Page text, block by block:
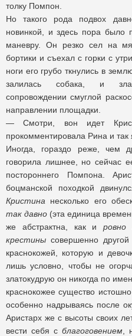
толку Помпон.
Но такого рода подвох
новинкой, и здесь пора было
маневру. Он резко сел на
бортики и съехал с горки с
ноги его грубо ткнулись в
залилась собака, и
сопровождении смуглой
направлении площадки.
— Смотри, вон идет
прокомментировала Рина и так
Иногда, гораздо реже, чем
говорила лишнее, но сейчас
постороннего Помпона.
боцманской походкой
Кристина несколько его
так давно (эта единица
же абстрактна, как и
крестины совершенно
краснокожей, которую и
лишь условно, чтобы не
златокудрую он никогда по
краснокожее существо
особенно надрываясь после
Аристарх же с высоты своих
вести себя с благоговением,